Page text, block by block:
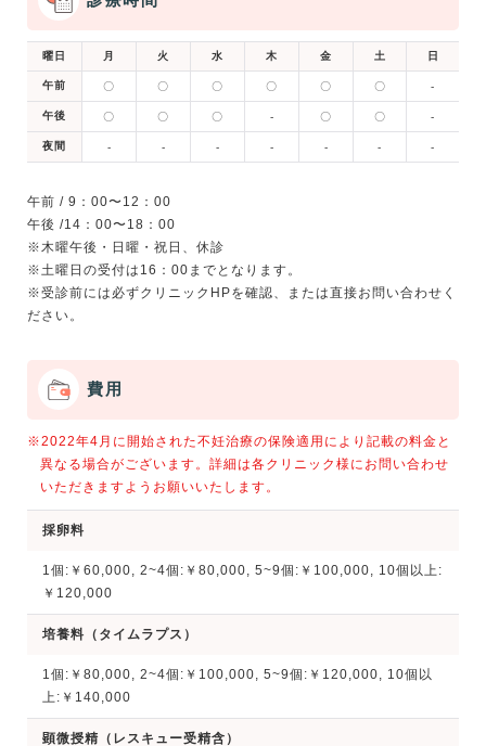
曜日 月 火 水 木 金 土 日
午前 〇 〇 〇 〇 〇 〇 -
午後 〇 〇 〇 - 〇 〇 -
夜間 - - - - - - -
午前 / 9：00〜12：00
午後 /14：00〜18：00
※木曜午後・日曜・祝日、休診
※土曜日の受付は16：00までとなります。
※受診前には必ずクリニックHPを確認、または直接お問い合わせく
費用
※2022年4月に開始された不妊治療の保険適用により記載の料金と
異なる場合がございます。詳細は各クリニック様にお問い合わせ
いただきますようお願いいたします。
採卵料
1個:￥60,000, 2~4個:￥80,000, 5~9個:￥100,000, 10個以上:
￥120,000
培養料（タイムラプス）
1個:￥80,000, 2~4個:￥100,000, 5~9個:￥120,000, 10個以
上:￥140,000
顕微授精（レスキュー受精含）